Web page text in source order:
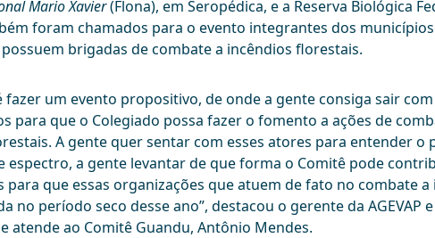
Mario Xavier(Flona), em Seropédica, e a Reserva Biológica
foram chamados para o evento integrantes dos
brigadas de combate a incêndios florestais.
fazer um evento propositivo, de onde a gente consiga sair
para que o Colegiado possa fazer o fomento a ações de
A gente quer sentar com esses atores para entender o
espectro, a gente levantar de que forma o Comitê pode
para que essas organizações que atuem de fato no combate
no período seco desse ano”, destacou o gerente da AGEVAP
atende ao Comitê Guandu, Antônio Mendes.